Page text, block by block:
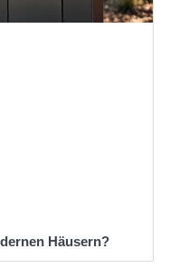
Häusern?